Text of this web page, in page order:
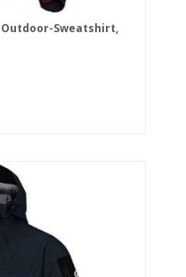
Outdoor-Sweatshirt,